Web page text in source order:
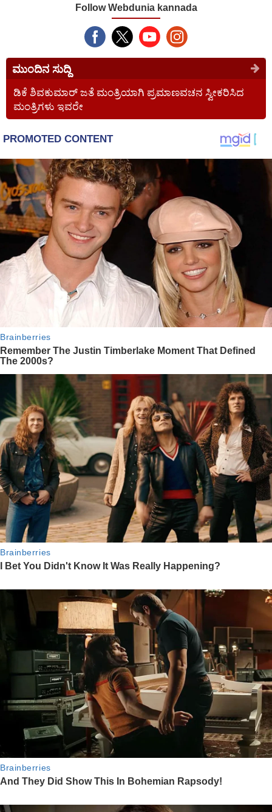
Follow Webdunia kannada
ಮುಂದಿನ ಸುದ್ದಿ
ಡಿಕೆ ಶಿವಕುಮಾರ್‌ ಜತೆ ಮಂತ್ರಿಯಾಗಿ ಪ್ರಮಾಣವಚನ ಸ್ವೀಕರಿಸಿದ
ಮಂತ್ರಿಗಳು ಇವರೇ